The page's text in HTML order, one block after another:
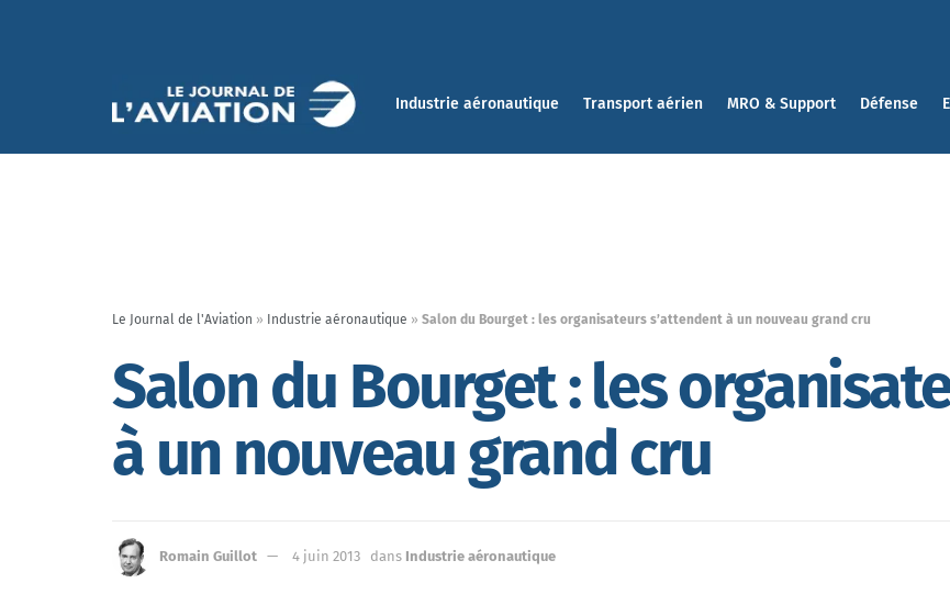
Industrie aéronautique Transport aérien MRO & Support Défense
Le Journal de l'Aviation » Industrie aéronautique » Salon du Bourget : les organisateurs s’attendent à un nouveau grand cru
Salon du Bourget : les
à un nouveau grand cru
Romain Guillot 4 juin 2013 dans Industrie aéronautique